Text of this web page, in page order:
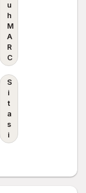
u
h
M
A
R
C
S
i
t
a
s
i